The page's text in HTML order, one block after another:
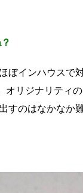
ぼインハウスで
リジナリティ
すのはなかなか